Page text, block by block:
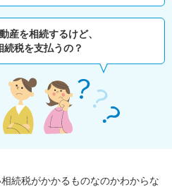
産を相続するけど、
続税を支払うの？
続税がかかるものなのかわからな